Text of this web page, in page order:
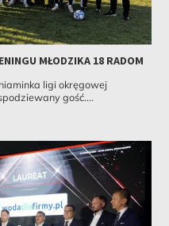
MŁODZIKA 18 RADOM
ligi okręgowej
gość....